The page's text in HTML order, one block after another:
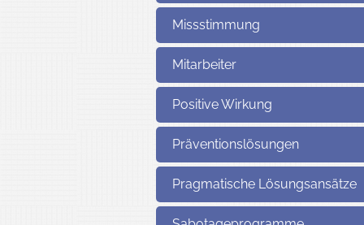
Missstimmung
Mitarbeiter
Positive Wirkung
Präventionslösungen
Pragmatische Lösungsansätze